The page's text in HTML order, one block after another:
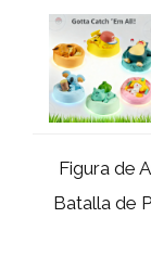
Figura de
Batalla de